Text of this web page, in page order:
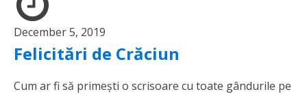
December 5, 2019
Felicitări de Crăciun
Cum ar fi să primești o scrisoare cu toate gândurile pe